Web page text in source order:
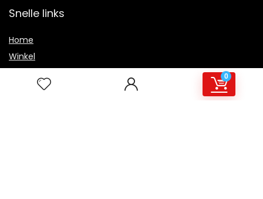
0
Snelle links
Home
Winkel
Overzicht